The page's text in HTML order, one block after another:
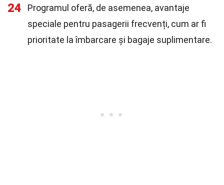
24
Programul oferă, de asemenea, avantaje
speciale pentru pasagerii frecvenți, cum ar fi
prioritate la îmbarcare și bagaje suplimentare.